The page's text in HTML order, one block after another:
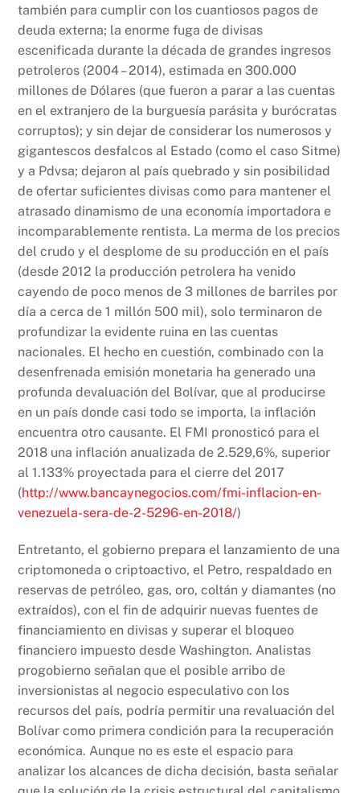
también para cumplir con los cuantiosos pagos de
deuda externa; la enorme fuga de divisas
escenificada durante la década de grandes ingresos
petroleros (2004 – 2014), estimada en 300.000
millones de Dólares (que fueron a parar a las cuentas
en el extranjero de la burguesía parásita y burócratas
corruptos); y sin dejar de considerar los numerosos y
gigantescos desfalcos al Estado (como el caso Sitme)
y a Pdvsa; dejaron al país quebrado y sin posibilidad
de ofertar suficientes divisas como para mantener el
atrasado dinamismo de una economía importadora e
incomparablemente rentista. La merma de los precios
del crudo y el desplome de su producción en el país
(desde 2012 la producción petrolera ha venido
cayendo de poco menos de 3 millones de barriles por
día a cerca de 1 millón 500 mil), solo terminaron de
profundizar la evidente ruina en las cuentas
nacionales. El hecho en cuestión, combinado con la
desenfrenada emisión monetaria ha generado una
profunda devaluación del Bolívar, que al producirse
en un país donde casi todo se importa, la inflación
encuentra otro causante. El FMI pronosticó para el
2018 una inflación anualizada de 2.529,6%, superior
al 1.133% proyectada para el cierre del 2017
(http://www.bancaynegocios.com/fmi-inflacion-en-
venezuela-sera-de-2-5296-en-2018/)
Entretanto, el gobierno prepara el lanzamiento de una
criptomoneda o criptoactivo, el Petro, respaldado en
reservas de petróleo, gas, oro, coltán y diamantes (no
extraídos), con el fin de adquirir nuevas fuentes de
financiamiento en divisas y superar el bloqueo
financiero impuesto desde Washington. Analistas
progobierno señalan que el posible arribo de
inversionistas al negocio especulativo con los
recursos del país, podría permitir una revaluación del
Bolívar como primera condición para la recuperación
económica. Aunque no es este el espacio para
analizar los alcances de dicha decisión, basta señalar